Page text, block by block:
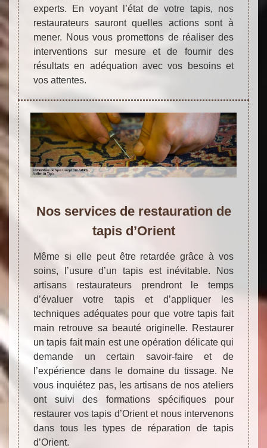
experts. En voyant l’état de votre tapis, nos
restaurateurs sauront quelles actions sont à
mener. Nous vous promettons de réaliser des
interventions sur mesure et de fournir des
résultats en adéquation avec vos besoins et
vos attentes.
Nos services de restauration de
tapis d’Orient
Même si elle peut être retardée grâce à vos
soins, l’usure d’un tapis est inévitable. Nos
artisans restaurateurs prendront le temps
d’évaluer votre tapis et d’appliquer les
techniques adéquates pour que votre tapis fait
main retrouve sa beauté originelle. Restaurer
un tapis fait main est une opération délicate qui
demande un certain savoir-faire et de
l’expérience dans le domaine du tissage. Ne
vous inquiétez pas, les artisans de nos ateliers
ont suivi des formations spécifiques pour
restaurer vos tapis d’Orient et nous intervenons
dans tous les types de réparation de tapis
d’Orient.